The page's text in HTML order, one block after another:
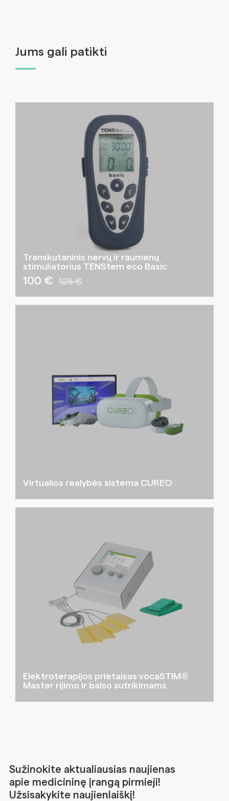
Jums gali patikti
Transkutaninis nervų ir raumenų
stimuliatorius TENStem eco Basic
100 € 125 €
Virtualios realybės sistema CUREO
Elektroterapijos prietaisas vocaSTIM®
Master rijimo ir balso sutrikimams
Sužinokite aktualiausias naujienas
apie medicininę įrangą pirmieji!
Užsisakykite naujienlaiškį!